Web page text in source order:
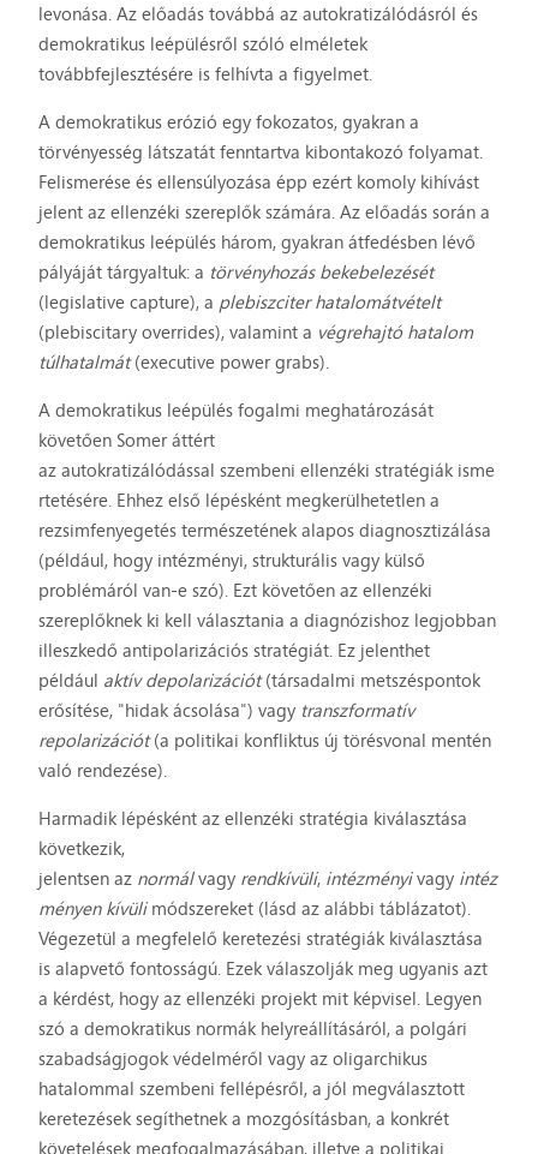
levonása. Az előadás továbbá az autokratizálódásról és
demokratikus leépülésről szóló elméletek
továbbfejlesztésére is felhívta a figyelmet.
A demokratikus erózió egy fokozatos, gyakran a
törvényesség látszatát fenntartva kibontakozó folyamat.
Felismerése és ellensúlyozása épp ezért komoly kihívást
jelent az ellenzéki szereplők számára. Az előadás során a
demokratikus leépülés három, gyakran átfedésben lévő
pályáját tárgyaltuk: a törvényhozás bekebelezését
(legislative capture), a plebiszciter hatalomátvételt
(plebiscitary overrides), valamint a végrehajtó hatalom
túlhatalmát(executive power grabs).
A demokratikus leépülés fogalmi meghatározását
követően Somer áttért
az autokratizálódással szembeni ellenzéki stratégiák isme
rtetésére. Ehhez első lépésként megkerülhetetlen a
rezsimfenyegetés természetének alapos diagnosztizálása
(például, hogy intézményi, strukturális vagy külső
problémáról van-e szó). Ezt követően az ellenzéki
szereplőknek ki kell választania a diagnózishoz legjobban
illeszkedő antipolarizációs stratégiát. Ez jelenthet
például aktív depolarizációt(társadalmi metszéspontok
erősítése, "hidak ácsolása") vagy transzformatív
repolarizációt(a politikai konfliktus új törésvonal mentén
való rendezése).
Harmadik lépésként az ellenzéki stratégia kiválasztása
következik,
jelentsen az normálvagy rendkívüli, intézményivagy intéz
ményen kívülimódszereket (lásd az alábbi táblázatot).
Végezetül a megfelelő keretezési stratégiák kiválasztása
is alapvető fontosságú. Ezek válaszolják meg ugyanis azt
a kérdést, hogy az ellenzéki projekt mit képvisel. Legyen
szó a demokratikus normák helyreállításáról, a polgári
szabadságjogok védelméről vagy az oligarchikus
hatalommal szembeni fellépésről, a jól megválasztott
keretezések segíthetnek a mozgósításban, a konkrét
követelések megfogalmazásában, illetve a politikai